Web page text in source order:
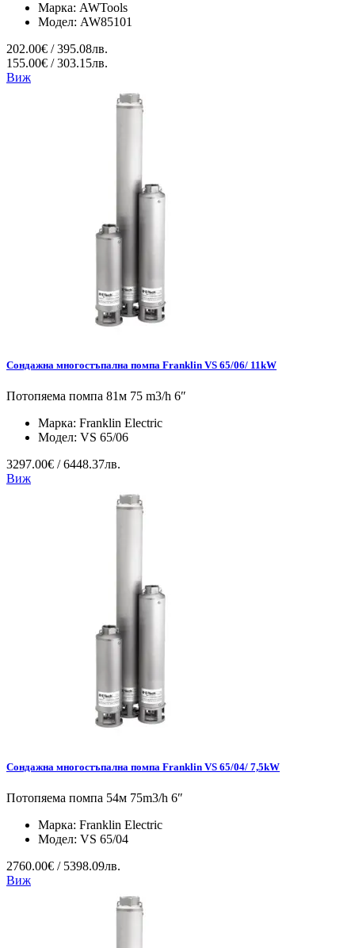
Марка: AWTools
Модел: AW85101
202.00€ / 395.08лв.
155.00€ / 303.15лв.
Виж
Сондажна многостъпална помпа Franklin VS 65/06/ 11kW
Потопяема помпа 81м 75 m3/h 6″
Марка: Franklin Electric
Модел: VS 65/06
3297.00€ / 6448.37лв.
Виж
Сондажна многостъпална помпа Franklin VS 65/04/ 7,5kW
Потопяема помпа 54м 75m3/h 6″
Марка: Franklin Electric
Модел: VS 65/04
2760.00€ / 5398.09лв.
Виж